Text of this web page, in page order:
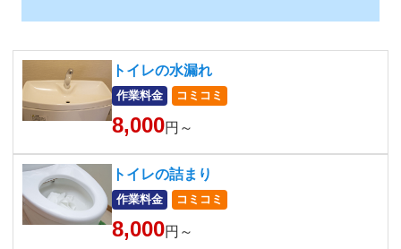
トイレの水漏れ
作業料金 コミコミ
8,000円～
トイレの詰まり
作業料金 コミコミ
8,000円～